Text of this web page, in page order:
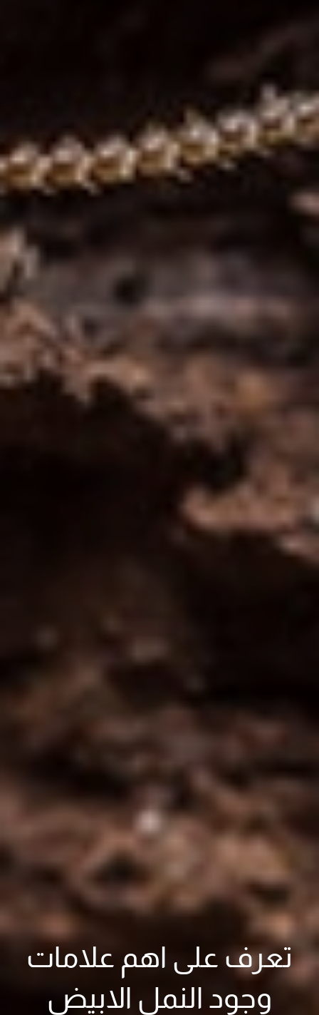
تعرف على اهم علامات
وجود النمل الابيض